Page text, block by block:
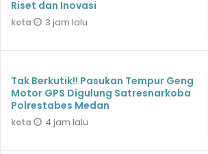
Riset dan Inovasi
kota 3 jam lalu
Tak Berkutik!! Pasukan Tempur Geng
Motor GPS Digulung Satresnarkoba
Polrestabes Medan
kota 4 jam lalu